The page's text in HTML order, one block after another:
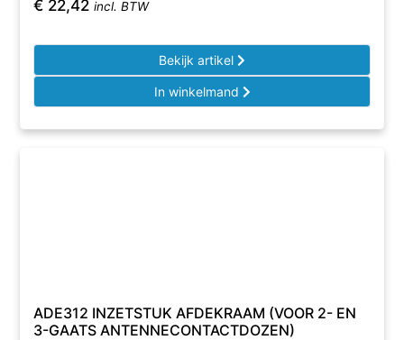
€ 22,42 incl. BTW
Bekijk artikel
In winkelmand
ADE312 INZETSTUK AFDEKRAAM (VOOR 2- EN
3-GAATS ANTENNECONTACTDOZEN)